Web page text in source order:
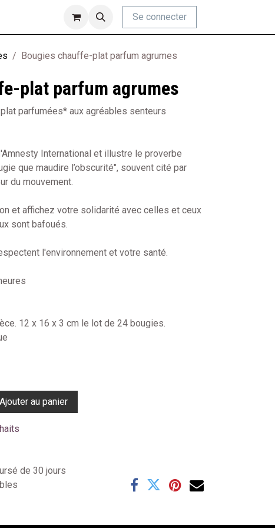
Se connecter
Bougies chauffe-plat parfum agrumes
plat parfum agrumes
parfumées* aux agréables senteurs
International et illustre le proverbe
que maudire l’obscurité", souvent cité par
du mouvement.
et affichez votre solidarité avec celles et ceux
sont bafoués.
l'environnement et votre santé.
12 x 16 x 3 cm le lot de 24 bougies.
Ajouter au panier
de 30 jours